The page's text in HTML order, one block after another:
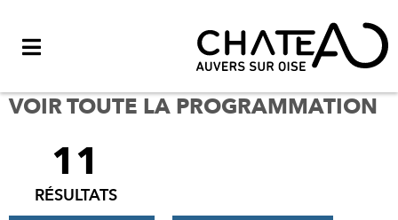
VOIR TOUTE LA PROGRAMMATION
FILTRER
RÉSULTATS
11
RÉSULTATS